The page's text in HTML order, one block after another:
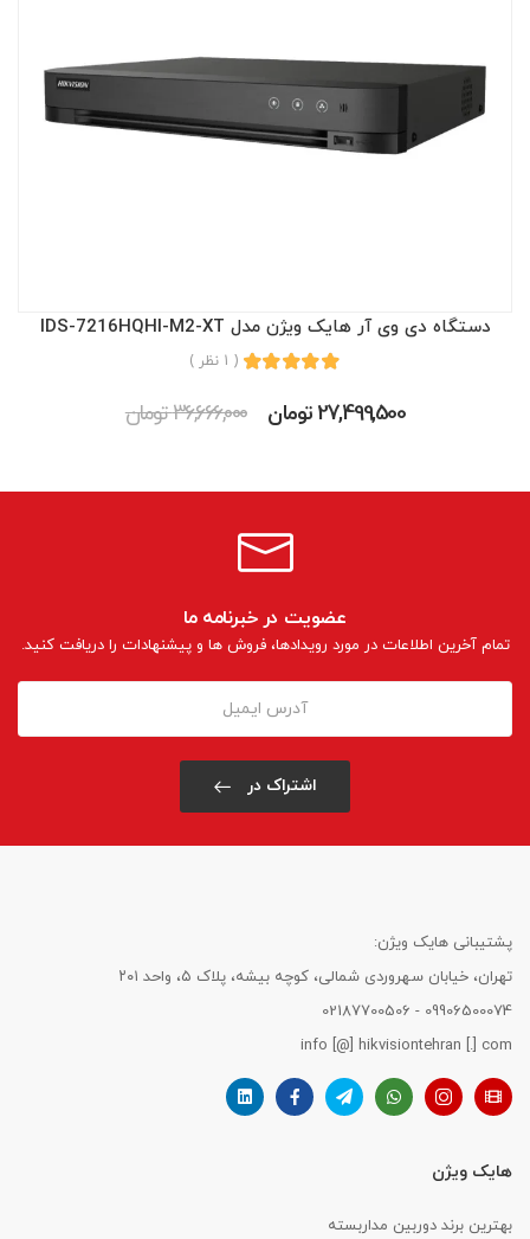
دستگاه دی وی آر هایک ویژن مدل IDS-7216HQHI-M2-XT
( 1 نظر )
27,499,500 تومان 36,666,000 تومان
عضویت در خبرنامه ما
تمام آخرین اطلاعات در مورد رویدادها، فروش ها و پیشنهادات را دریافت کنید.
اشتراک در
پشتیبانی هایک ویژن:
تهران، خیابان سهروردی شمالی، کوچه بیشه، پلاک ۵، واحد ۲۰۱
09906500074 - 02187700506
info [@] hikvisiontehran [.] com
هایک ویژن
بهترین برند دوربین مداربسته